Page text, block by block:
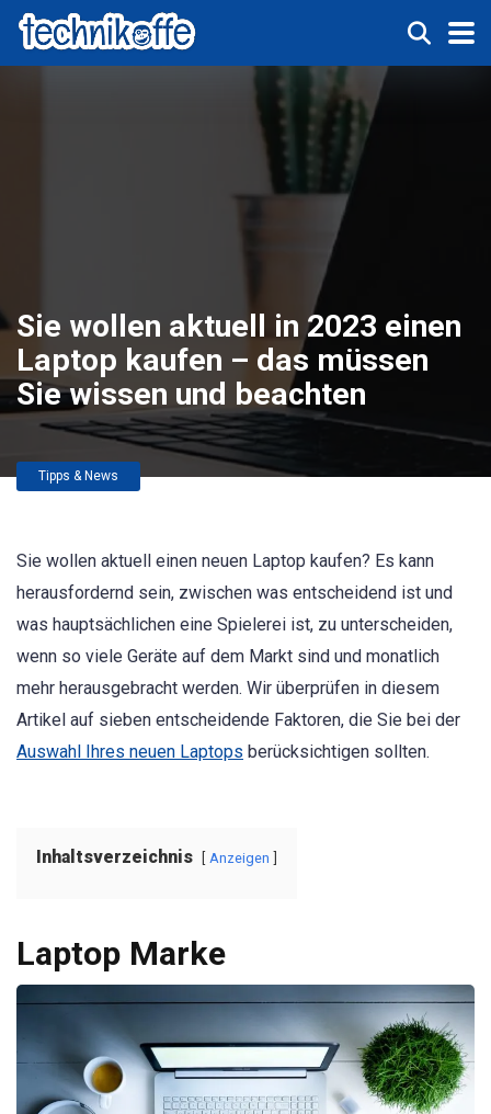
Sie wollen aktuell in 2023 einen
Laptop kaufen – das müssen
Sie wissen und beachten
Tipps & News
Sie wollen aktuell einen neuen Laptop kaufen? Es kann
herausfordernd sein, zwischen was entscheidend ist und
was hauptsächlichen eine Spielerei ist, zu unterscheiden,
wenn so viele Geräte auf dem Markt sind und monatlich
mehr herausgebracht werden. Wir überprüfen in diesem
Artikel auf sieben entscheidende Faktoren, die Sie bei der
Auswahl Ihres neuen Laptops berücksichtigen sollten.
Inhaltsverzeichnis Anzeigen
Laptop Marke